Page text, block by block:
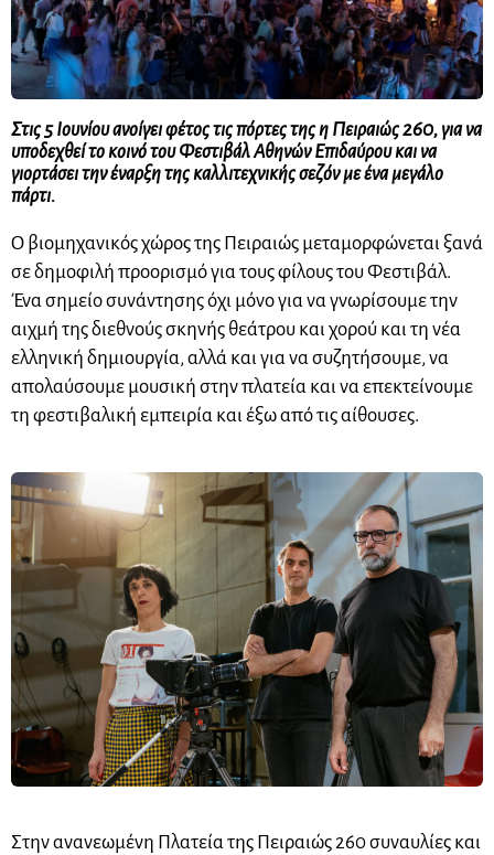
Στις 5 Ιουνίου ανοίγει φέτος τις πόρτες της η Πειραιώς 260, για να
υποδεχθεί το κοινό του Φεστιβάλ Αθηνών Επιδαύρου και να
γιορτάσει την έναρξη της καλλιτεχνικής σεζόν με ένα μεγάλο
πάρτι.
Ο βιομηχανικός χώρος της Πειραιώς μεταμορφώνεται ξανά
σε δημοφιλή προορισμό για τους φίλους του Φεστιβάλ.
Ένα σημείο συνάντησης όχι μόνο για να γνωρίσουμε την
αιχμή της διεθνούς σκηνής θεάτρου και χορού και τη νέα
ελληνική δημιουργία, αλλά και για να συζητήσουμε, να
απολαύσουμε μουσική στην πλατεία και να επεκτείνουμε
τη φεστιβαλική εμπειρία και έξω από τις αίθουσες.
Στην ανανεωμένη Πλατεία της Πειραιώς 260 συναυλίες και